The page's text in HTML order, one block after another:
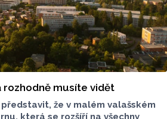
rozhodně musíte vidět
že v malém valašském
která se rozšíří na všechny